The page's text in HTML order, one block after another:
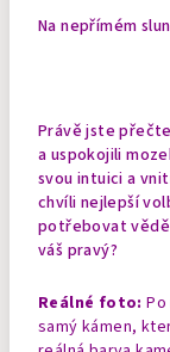
Na nepřímém
Právě jste
a uspokojili
svou intuici a
chvíli nejlepší
potřebovat
váš pravý?
Reálné foto:
samý kámen,